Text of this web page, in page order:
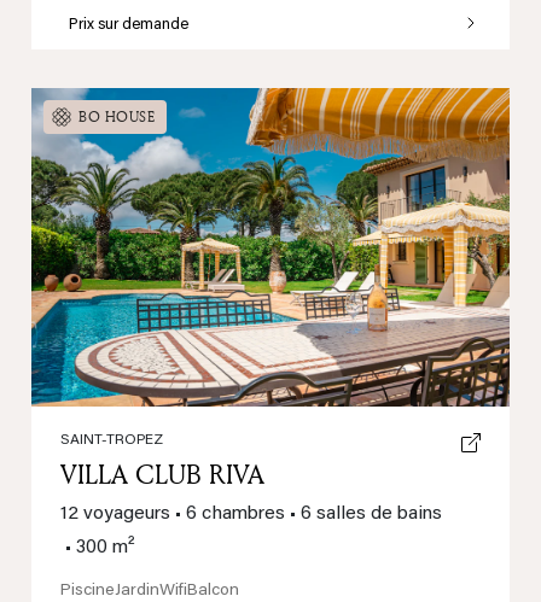
Prix sur demande
BO HOUSE
Previous Next
SAINT-TROPEZ
VILLA CLUB RIVA
12 voyageurs • 6 chambres • 6 salles de bains
• 300 m²
PiscineJardinWifiBalcon